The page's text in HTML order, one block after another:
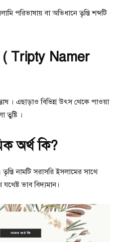
পরিভাষায় বা অভিধানে তৃপ্তি শব্দটি
( Tripty Namer
। এছাড়াও বিভিন্ন উৎস থেকে পাওয়া
তুষ্টি ।
অর্থ কি?
নামটি সরাসরি ইসলামের সাথে
ভাব বিদ্যমান।